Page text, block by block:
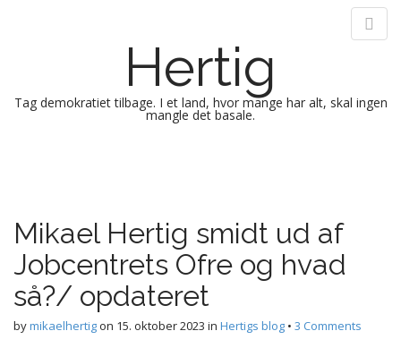
Hertig
Tag demokratiet tilbage. I et land, hvor mange har alt, skal ingen
mangle det basale.
n
m
e
n
u
t
o
c
o
n
t
Mikael Hertig smidt ud af
Jobcentrets Ofre og hvad
så?/ opdateret
bymikaelhertigon 15. oktober 2023 in Hertigs blog • 3 Comments